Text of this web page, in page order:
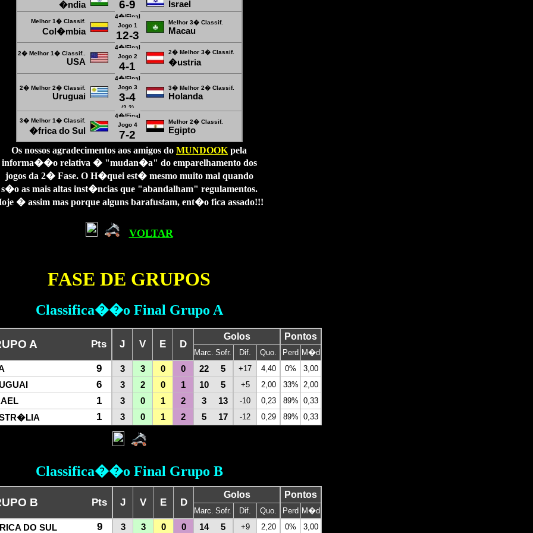
�ndia 6-9 Israel
Melhor 1� Classif.
Col�mbia
4�/Final
Jogo 1
12-3
Melhor 3� Classif.
Macau
2� Melhor 1� Classif.
USA
4�/Final
Jogo 2
4-1
2� Melhor 3� Classif.
�ustria
2� Melhor 2� Classif.
Uruguai
4�/Final
Jogo 3
3-4
(2-2)
3� Melhor 2� Classif.
Holanda
3� Melhor 1� Classif.
�frica do Sul
4�/Final
Jogo 4
7-2
Melhor 2� Classif.
Egipto
Os nossos agradecimentos aos amigos do MUNDOOK pela
informa��o relativa � "mudan�a" do emparelhamento dos
jogos da 2� Fase. O H�quei est� mesmo muito mal quando
s�o as mais altas inst�ncias que "abandalham" regulamentos.
� assim mas porque alguns barafustam, ent�o fica assado!!!
VOLTAR
FASE DE GRUPOS
Classifica��o Final Grupo A
A Pts J V E D
Golos Pontos
Marc. Sofr. Dif. Quo. Perd M�d
9 3 3 0 0 22 5 +17 4,40 0% 3,00
6 3 2 0 1 10 5 +5 2,00 33% 2,00
1 3 0 1 2 3 13 -10 0,23 89% 0,33
1 3 0 1 2 5 17 -12 0,29 89% 0,33
Classifica��o Final Grupo B
B Pts J V E D
Golos Pontos
Marc. Sofr. Dif. Quo. Perd M�d
DO SUL 9 3 3 0 0 14 5 +9 2,20 0% 3,00